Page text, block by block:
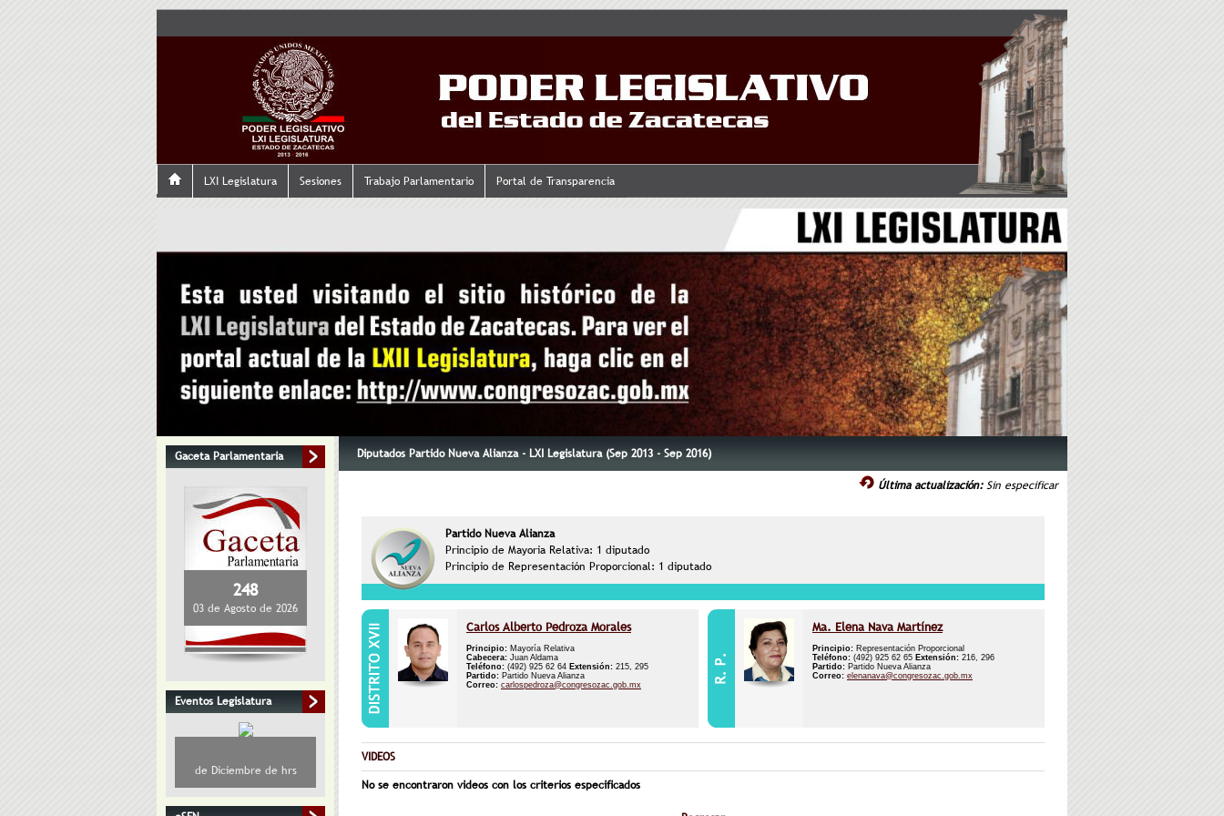
LXI Legislatura Sesiones Trabajo Parlamentario Portal de Transparencia
Gaceta Parlamentaria
248
03 de Agosto de 2026
Eventos Legislatura
de Diciembre de hrs
Diputados Partido Nueva Alianza - LXI Legislatura (Sep 2013 - Sep 2016)
Última actualización:Sin especificar
Partido Nueva Alianza
Principio de Mayoria Relativa: 1 diputado
Principio de Representación Proporcional: 1 diputado
Carlos Alberto Pedroza Morales
Principio: Mayoría Relativa
Cabecera: Juan Aldama
Teléfono: (492) 925 62 64 Extensión: 215, 295
Partido: Partido Nueva Alianza
Correo: carlospedroza@congresozac.gob.mx
Ma. Elena Nava Martínez
Principio: Representación Proporcional
Teléfono: (492) 925 62 65 Extensión: 216, 296
Partido: Partido Nueva Alianza
Correo: elenanava@congresozac.gob.mx
VIDEOS
No se encontraron videos con los criterios especificados